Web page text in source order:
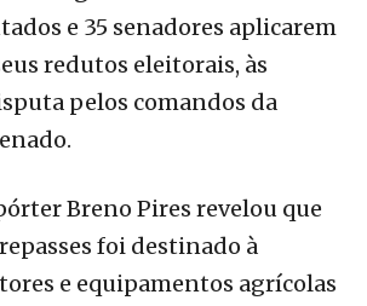
e 35 senadores aplicarem
redutos eleitorais, às
pelos comandos da
Breno Pires revelou que
foi destinado à
e equipamentos agrícolas